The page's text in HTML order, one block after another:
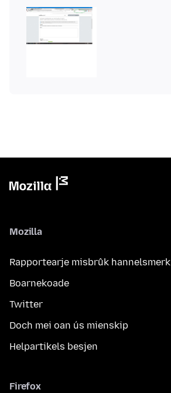
Mozilla
Rapportearje misbrûk hannelsmerk
Boarnekoade
Twitter
Doch mei oan ús mienskip
Helpartikels besjen
Firefox